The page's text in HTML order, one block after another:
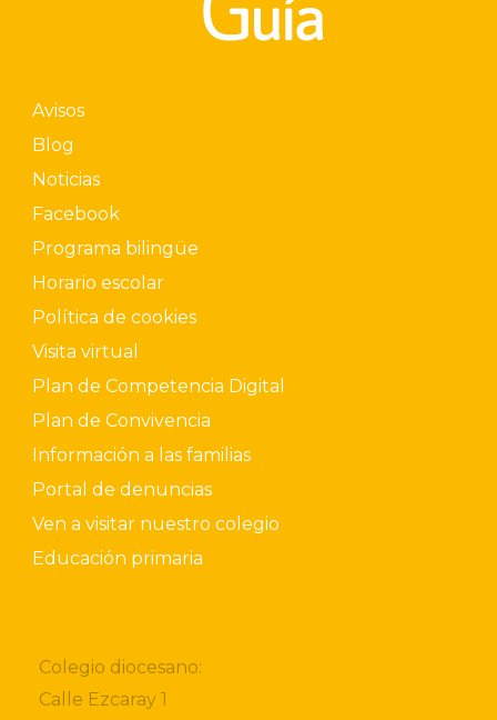
Avisos
Blog
Noticias
Facebook
Programa bilingüe
Horario escolar
Política de cookies
Visita virtual
Plan de Competencia Digital
Plan de Convivencia
Información a las familias
Portal de denuncias
Ven a visitar nuestro colegio
Educación primaria
Colegio diocesano:
Calle Ezcaray 1